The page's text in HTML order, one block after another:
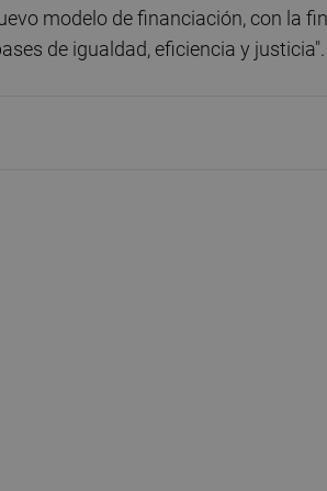
modelo de financiación, con la
de igualdad, eficiencia y justicia".